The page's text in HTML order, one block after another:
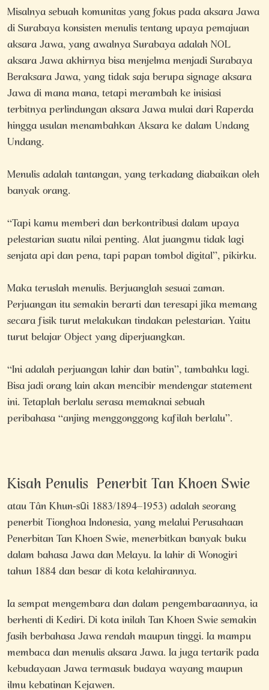
Misalnya sebuah komunitas yang fokus pada aksara Jawa
di Surabaya konsisten menulis tentang upaya pemajuan
aksara Jawa, yang awalnya Surabaya adalah NOL
aksara Jawa akhirnya bisa menjelma menjadi Surabaya
Beraksara Jawa, yang tidak saja berupa signage aksara
Jawa di mana mana, tetapi merambah ke inisiasi
terbitnya perlindungan aksara Jawa mulai dari Raperda
hingga usulan menambahkan Aksara ke dalam Undang
Undang.
Menulis adalah tantangan, yang terkadang diabaikan oleh
banyak orang.
“Tapi kamu memberi dan berkontribusi dalam upaya
pelestarian suatu nilai penting. Alat juangmu tidak lagi
senjata api dan pena, tapi papan tombol digital”, pikirku.
Maka teruslah menulis. Berjuanglah sesuai zaman.
Perjuangan itu semakin berarti dan teresapi jika memang
secara fisik turut melakukan tindakan pelestarian. Yaitu
turut belajar Object yang diperjuangkan.
“Ini adalah perjuangan lahir dan batin”, tambahku lagi.
Bisa jadi orang lain akan mencibir mendengar statement
ini. Tetaplah berlalu serasa memaknai sebuah
peribahasa “anjing menggonggong kafilah berlalu”.
Kisah Penulis Penerbit Tan Khoen Swie
atau Tân Khun-sūi 1883/1894–1953) adalah seorang
penerbit Tionghoa Indonesia, yang melalui Perusahaan
Penerbitan Tan Khoen Swie, menerbitkan banyak buku
dalam bahasa Jawa dan Melayu. Ia lahir di Wonogiri
tahun 1884 dan besar di kota kelahirannya.
Ia sempat mengembara dan dalam pengembaraannya, ia
berhenti di Kediri. Di kota inilah Tan Khoen Swie semakin
fasih berbahasa Jawa rendah maupun tinggi. Ia mampu
membaca dan menulis aksara Jawa. Ia juga tertarik pada
kebudayaan Jawa termasuk budaya wayang maupun